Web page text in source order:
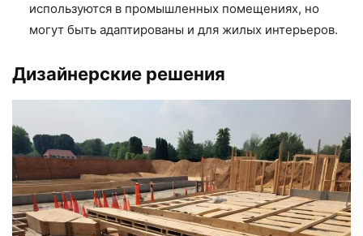
используются в промышленных помещениях, но
могут быть адаптированы и для жилых интерьеров.
Дизайнерские решения